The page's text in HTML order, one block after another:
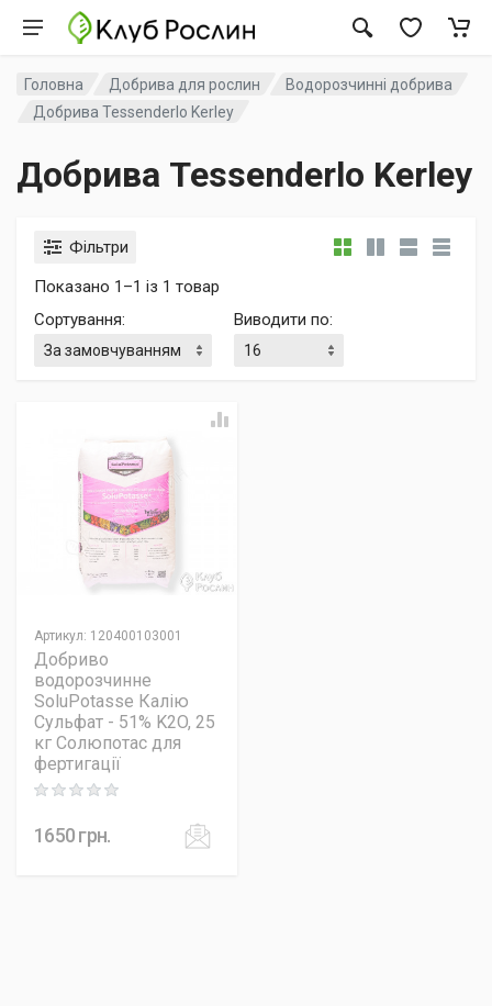
Головна Добрива для рослин
Водорозчинні добрива
Добрива Tessenderlo Kerley
Добрива Tessenderlo Kerley
Фільтри
Показано 1–1 із 1 товар
Сортування: Виводити по:
Артикул: 120400103001
Добриво
водорозчинне
SoluPotasse Калію
Сульфат - 51% K2O, 25
кг Солюпотас для
фертигації
Rating: 0 out of 5
1650грн.